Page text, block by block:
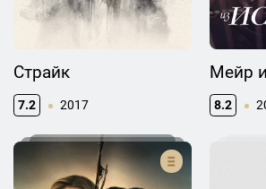
Страйк
7.2 2017
Мейр
8.2